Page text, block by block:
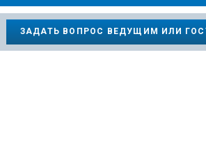
ЗАДАТЬ ВОПРОС ВЕДУЩИМ ИЛИ